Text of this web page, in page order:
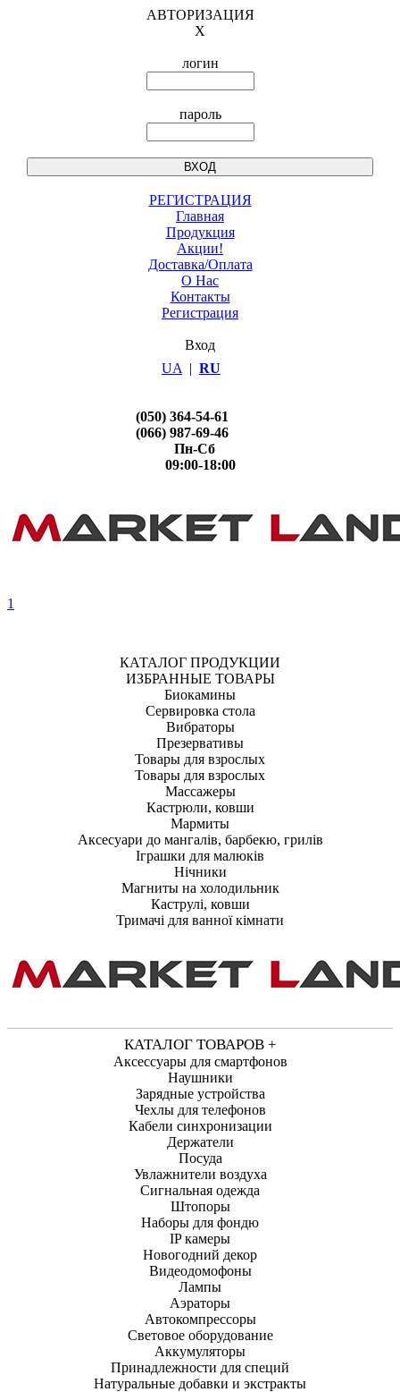
АВТОРИЗАЦИЯ
X
логин
пароль
РЕГИСТРАЦИЯ
Главная
Продукция
Акции!
Доставка/Оплата
О Нас
Контакты
Регистрация
Вход
UA | RU
(050) 364-54-61
(066) 987-69-46
Пн-Сб
09:00-18:00
1
КАТАЛОГ ПРОДУКЦИИ
ИЗБРАННЫЕ ТОВАРЫ
Биокамины
Сервировка стола
Вибраторы
Презервативы
Товары для взрослых
Товары для взрослых
Массажеры
Кастрюли, ковши
Мармиты
Аксесуари до мангалів, барбекю, грилів
Іграшки для малюків
Нічники
Магниты на холодильник
Каструлі, ковши
Тримачі для ванної кімнати
КАТАЛОГ ТОВАРОВ +
Аксессуары для смартфонов
Наушники
Зарядные устройства
Чехлы для телефонов
Кабели синхронизации
Держатели
Посуда
Увлажнители воздуха
Сигнальная одежда
Штопоры
Наборы для фондю
IP камеры
Новогодний декор
Видеодомофоны
Лампы
Аэраторы
Автокомпрессоры
Световое оборудование
Аккумуляторы
Принадлежности для специй
Натуральные добавки и экстракты